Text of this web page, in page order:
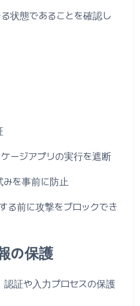
状態であることを確認し
ージアプリの実行を遮断
を事前に防止
る前に攻撃をブロックでき
の保護
認証や入力プロセスの保護